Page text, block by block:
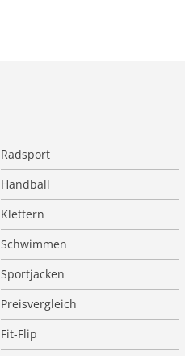
Radsport
Handball
Klettern
Schwimmen
Sportjacken
Preisvergleich
Fit-Flip